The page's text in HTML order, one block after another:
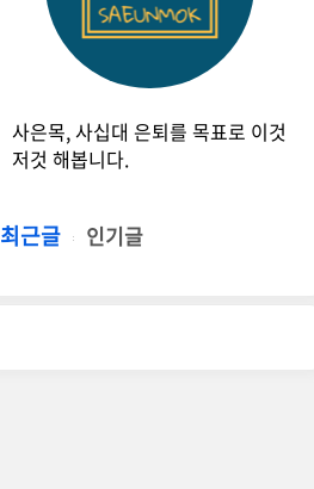
사은목, 사십대 은퇴를 목표로 이것
저것 해봅니다.
최근글 인기글